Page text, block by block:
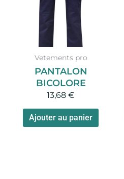
Vetements pro
PANTALON
BICOLORE
13,68 €
Ajouter au panier